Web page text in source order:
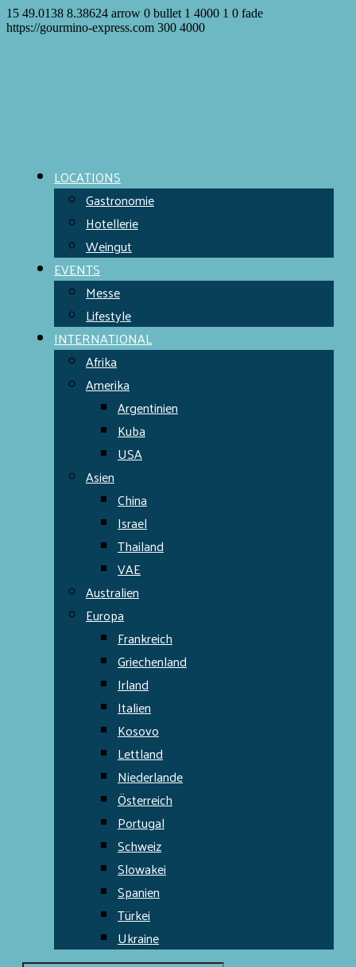
15 49.0138 8.38624 arrow 0 bullet 1 4000 1 0 fade
https://gourmino-express.com 300 4000
LOCATIONS
Gastronomie
Hotellerie
Weingut
EVENTS
Messe
Lifestyle
INTERNATIONAL
Afrika
Amerika
Argentinien
Kuba
USA
Asien
China
Israel
Thailand
VAE
Australien
Europa
Frankreich
Griechenland
Irland
Italien
Kosovo
Lettland
Niederlande
Österreich
Portugal
Schweiz
Slowakei
Spanien
Türkei
Ukraine